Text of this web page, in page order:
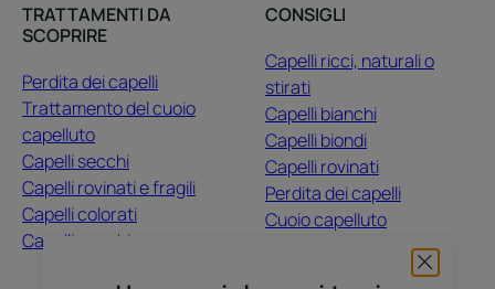
TRATTAMENTI DA
SCOPRIRE
Perdita dei capelli
Trattamento del cuoio
capelluto
Capelli secchi
Capelli rovinati e fragili
Capelli colorati
Capelli opachi
CONSIGLI
Capelli ricci, naturali o
stirati
Capelli bianchi
Capelli biondi
Capelli rovinati
Perdita dei capelli
Cuoio capelluto